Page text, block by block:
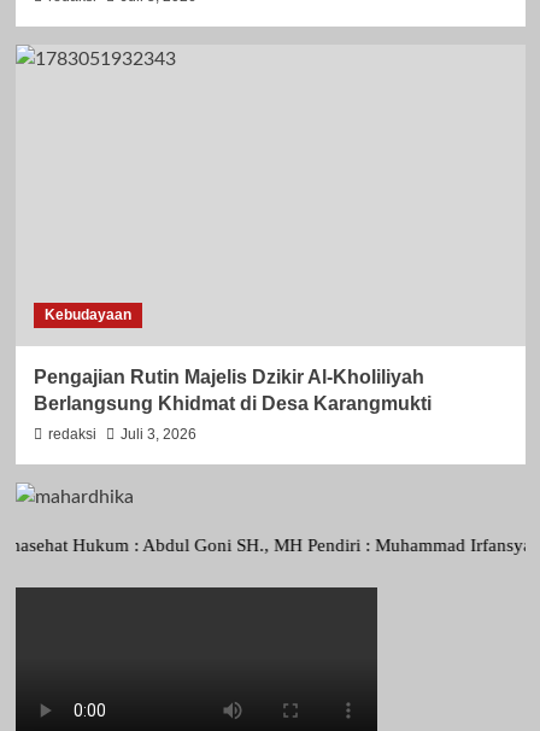
Kebudayaan
Pengajian Rutin Majelis Dzikir Al-Kholiliyah
Berlangsung Khidmat di Desa Karangmukti
redaksi Juli 3, 2026
Hukum : Abdul Goni SH., MH Pendiri : Muhammad Irfansyah,